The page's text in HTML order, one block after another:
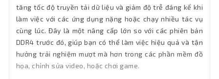
tăng tốc độ truyền tải dữ liệu và giảm độ trễ đáng kể khi
làm việc với các ứng dụng nặng hoặc chạy nhiều tác vụ
cùng lúc. Đây là một nâng cấp lớn so với các phiên bản
DDR4 trước đó, giúp bạn có thể làm việc hiệu quả và tận
hưởng trải nghiệm mượt mà hơn trong các phần mềm đồ
họa, chỉnh sửa video, hoặc chơi game.